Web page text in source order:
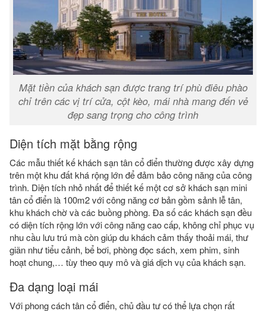
Mặt tiền của khách sạn được trang trí phù điêu phào
chỉ trên các vị trí cửa, cột kèo, mái nhà mang đến vẻ
đẹp sang trọng cho công trình
Diện tích mặt bằng rộng
Các mẫu thiết kế khách sạn tân cổ điển thường được xây dựng
trên một khu đất khá rộng lớn để đảm bảo công năng của công
trình. Diện tích nhỏ nhất để thiết kế một cơ sở khách sạn mini
tân cổ điển là 100m2 với công năng cơ bản gồm sảnh lễ tân,
khu khách chờ và các buồng phòng. Đa số các khách sạn đều
có diện tích rộng lớn với công năng cao cấp, không chỉ phục vụ
nhu cầu lưu trú mà còn giúp du khách cảm thấy thoải mái, thư
giãn như tiểu cảnh, bể bơi, phòng đọc sách, xem phim, sinh
hoạt chung,… tùy theo quy mô và giá dịch vụ của khách sạn.
Đa dạng loại mái
Với phong cách tân cổ điển, chủ đầu tư có thể lựa chọn rất